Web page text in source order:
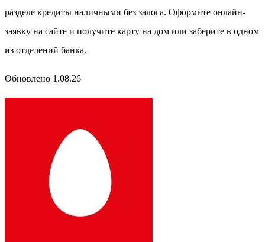
разделе кредиты наличными без залога. Оформите онлайн-
заявку на сайте и получите карту на дом или заберите в одном
из отделений банка.
Обновлено 1.08.26